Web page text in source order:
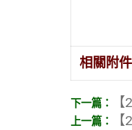
相關附件